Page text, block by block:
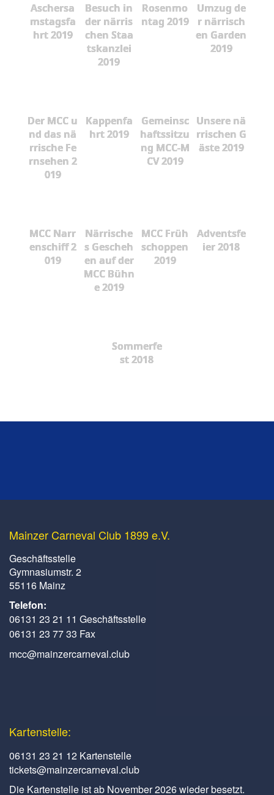
Aschersa
mstagsfa
hrt 2019
Besuch in
der närris
chen Staa
tskanzlei
2019
Rosenmo
ntag 2019
Umzug de
r närrisch
en Garden
2019
Der MCC u
nd das nä
rrische Fe
rnsehen 2
019
Kappenfa
hrt 2019
Gemeinsc
haftssitzu
ng MCC-M
CV 2019
Unsere nä
rrischen G
äste 2019
MCC Narr
enschiff 2
019
Närrische
s Gescheh
en auf der
MCC Bühn
e 2019
MCC Früh
schoppen
2019
Adventsfe
ier 2018
Sommerfe
st 2018
Mainzer Carneval Club 1899 e.V.
Geschäftsstelle
Gymnasiumstr. 2
55116 Mainz
Telefon:
06131 23 21 11 Geschäftsstelle
06131 23 77 33 Fax
mcc@mainzercarneval.club
Kartenstelle:
06131 23 21 12 Kartenstelle
tickets@mainzercarneval.club
Die Kartenstelle ist ab November 2026 wieder besetzt.